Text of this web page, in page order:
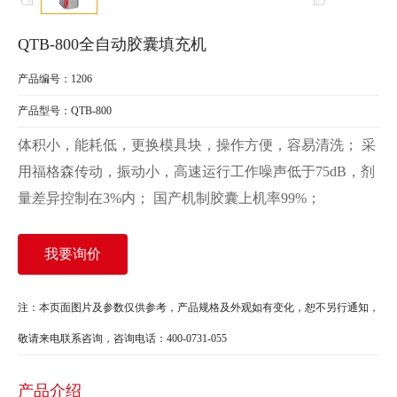
QTB-800全自动胶囊填充机
产品编号：1206
产品型号：QTB-800
体积小，能耗低，更换模具块，操作方便，容易清洗； 采
用福格森传动，振动小，高速运行工作噪声低于75dB，剂
量差异控制在3%内； 国产机制胶囊上机率99%；
我要询价
注：本页面图片及参数仅供参考，产品规格及外观如有变化，恕不另行通知，
敬请来电联系咨询，咨询电话：400-0731-055
产品介绍